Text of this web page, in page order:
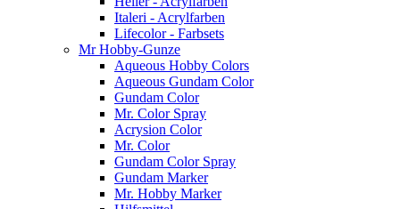
Italeri - Acrylfarben
Lifecolor - Farbsets
Mr Hobby-Gunze
Aqueous Hobby Colors
Aqueous Gundam Color
Gundam Color
Mr. Color Spray
Acrysion Color
Mr. Color
Gundam Color Spray
Gundam Marker
Mr. Hobby Marker